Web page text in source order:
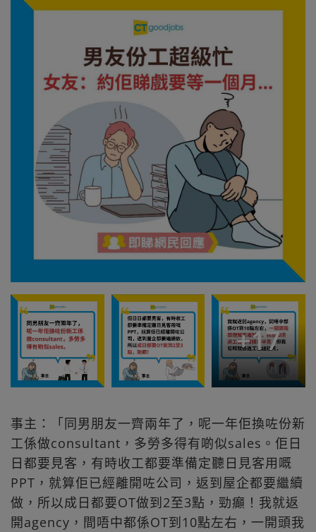
+17
事主：「同男朋友一齊兩年了，呢一年佢換咗份新
工係做consultant，多勞多得有啲似sales。佢日
日都要見客，有時收工都要準備定聽日見客用嘅
PPT，就算佢已經離開咗公司，返到屋企都要繼續
做，所以成日都要OT做到2至3點，勁癲！我就返
開agency，間唔中都係OT到10點左右，一開頭我